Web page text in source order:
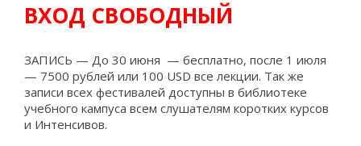
ВХОД СВОБОДНЫЙ
ЗАПИСЬ — До 30 июня — бесплатно, после 1 июля
— 7500 рублей или 100 USD все лекции. Так же
записи всех фестивалей доступны в библиотеке
учебного кампуса всем слушателям коротких курсов
и Интенсивов.